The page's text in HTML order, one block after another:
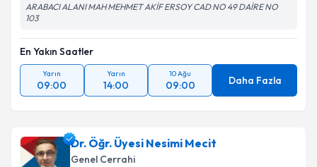
ARABACI ALANI MAH MEHMET AKİF ERSOY CAD NO 49 DAİRE NO
103
En Yakın Saatler
Yarın
09:00
Yarın
14:00
10 Ağu
09:00 Daha Fazla
Dr. Öğr. Üyesi Nesimi Mecit
Genel Cerrahi